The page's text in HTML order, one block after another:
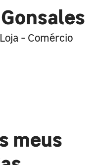
- Comércio
meus